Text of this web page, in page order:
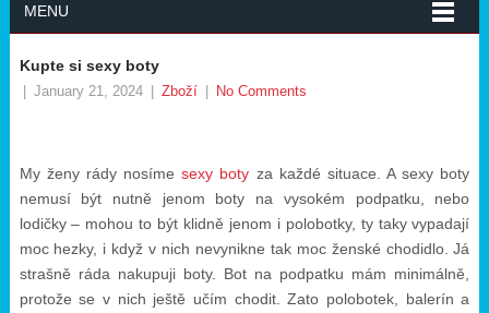
MENU
Kupte si sexy boty
January 21, 2024 Zboží No Comments
My ženy rády nosímesexy boty za každé situace. A sexy boty
nemusí být nutně jenom boty na vysokém podpatku, nebo
lodičky – mohou to být klidně jenom i polobotky, ty taky vypadají
moc hezky, i když v nich nevynikne tak moc ženské chodidlo. Já
strašně ráda nakupuji boty. Bot na podpatku mám minimálně,
protože se v nich ještě učím chodit. Zato polobotek, balerín a